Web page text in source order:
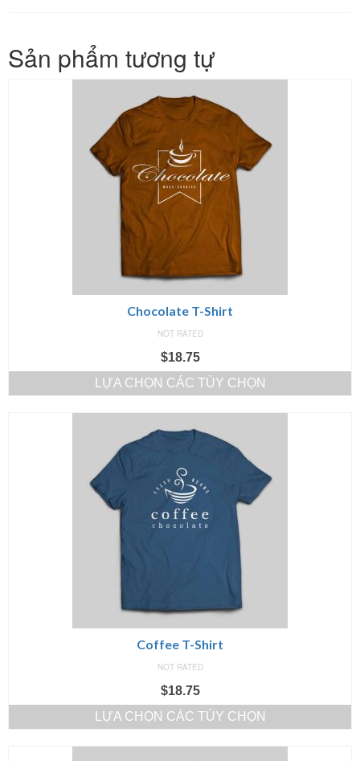
Sản phẩm tương tự
Chocolate T-Shirt
NOT RATED
$18.75
LỰA CHỌN CÁC TÙY CHỌN
Coffee T-Shirt
NOT RATED
$18.75
LỰA CHỌN CÁC TÙY CHỌN